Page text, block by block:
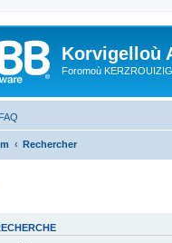
Korvigelloù
Foromoù KERZROUIZIG
FAQ
Rechercher